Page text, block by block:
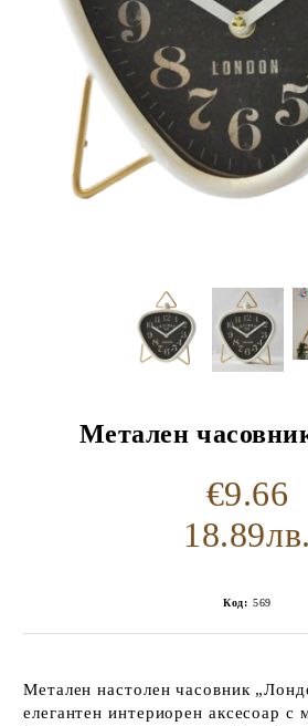
Метален
€9.66
18.89лв.
Код: 569
Метален настолен часовник
елегантен интериорен аксесоар с